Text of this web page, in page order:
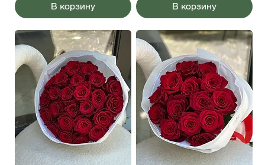
В корзину В корзину